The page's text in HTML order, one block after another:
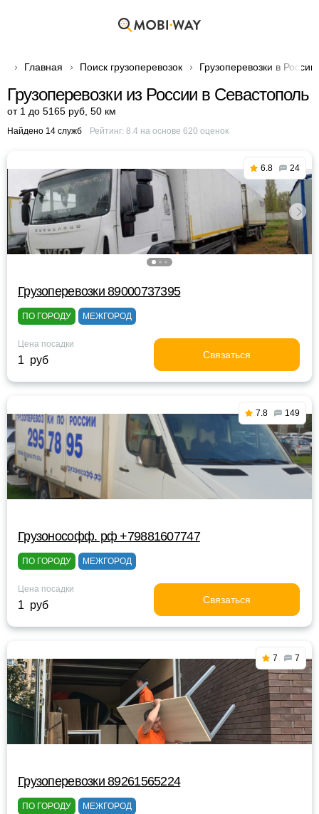
Главная Поиск грузоперевозок Грузоперевозки в России
Грузоперевозки из России в Севастополь
от 1 до 5165 руб 50 км
Найдено 14 служб Рейтинг: 8.4на основе 620 оценок
6.8 24
Грузоперевозки 89000737395
ПО ГОРОДУ МЕЖГОРОД
Цена посадки
1 руб Связаться
7.8 149
Грузонософф. рф +79881607747
ПО ГОРОДУ МЕЖГОРОД
Цена посадки
1 руб Связаться
7 7
Грузоперевозки 89261565224
ПО ГОРОДУ МЕЖГОРОД